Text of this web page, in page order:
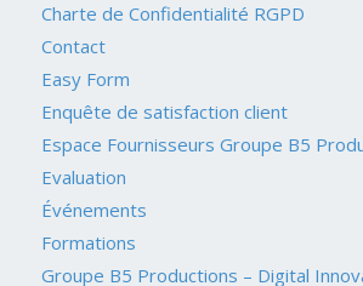
Charte de Confidentialité RGPD
Contact
Easy Form
Enquête de satisfaction client
Espace Fournisseurs Groupe B5
Evaluation
Événements
Formations
Groupe B5 Productions – Digital